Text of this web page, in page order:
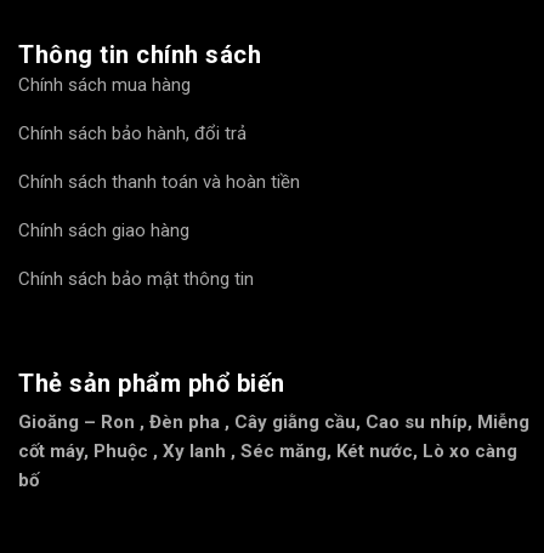
Thông tin chính sách
Chính sách mua hàng
Chính sách bảo hành, đổi trả
Chính sách thanh toán và hoàn tiền
Chính sách giao hàng
Chính sách bảo mật thông tin
Thẻ sản phẩm phổ biến
Gioăng – Ron , Đèn pha , Cây giằng cầu, Cao su nhíp, Miễng
cốt máy, Phuộc , Xy lanh , Séc măng, Két nước, Lò xo càng
bố